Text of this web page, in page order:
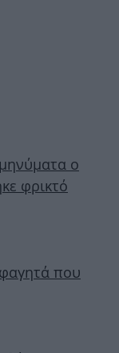
ο
φρικτό
φαγητά που